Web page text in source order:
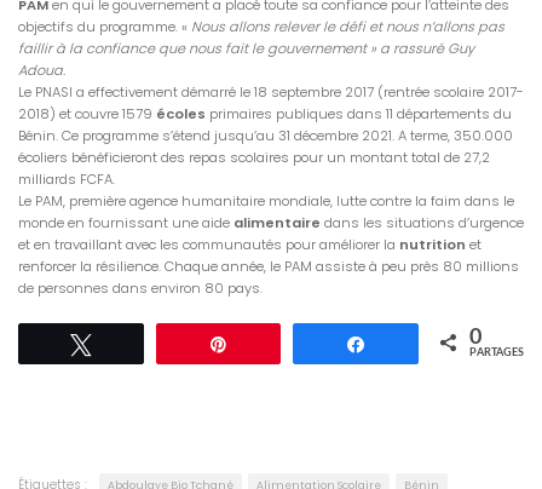
PAMen qui le gouvernement a placé toute sa confiance pour l’atteinte des
objectifs du programme. « Nous allons relever le défi et nous n’allons pas
faillir à la confiance que nous fait le gouvernement » a rassuré Guy
Adoua.
Le PNASI a effectivement démarré le 18 septembre 2017 (rentrée scolaire 2017-
2018) et couvre 1579 écoles primaires publiques dans 11 départements du
Bénin. Ce programme s’étend jusqu’au 31 décembre 2021. A terme, 350.000
écoliers bénéficieront des repas scolaires pour un montant total de 27,2
milliards FCFA.
Le PAM, première agence humanitaire mondiale, lutte contre la faim dans le
monde en fournissant une aide alimentaire dans les situations d’urgence
et en travaillant avec les communautés pour améliorer la nutrition et
renforcer la résilience. Chaque année, le PAM assiste à peu près 80 millions
de personnes dans environ 80 pays.
Partagez 0
PARTAGES
Étiquettes : Abdoulaye Bio Tchané Alimentation Scolaire
Bénin